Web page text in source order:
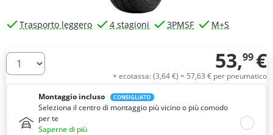
Trasporto leggero 4 stagioni 3PMSF M+S
Quantità 53,99 €
+ ecotassa: (3,64€) = 57,63 € per pneumatico
Montaggio incluso
CONSIGLIATO
Seleziona il centro di montaggio più vicino o più comodo
per te
Saperne di più